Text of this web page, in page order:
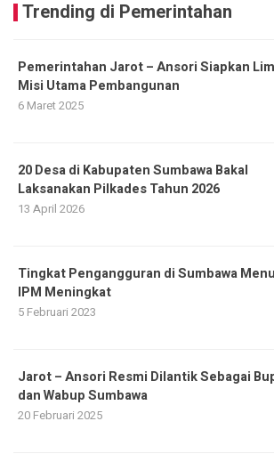
Trending di Pemerintahan
Pemerintahan Jarot – Ansori Siapkan
Misi Utama Pembangunan
6 Maret 2025
20 Desa di Kabupaten Sumbawa Bakal
Laksanakan Pilkades Tahun 2026
13 April 2026
Tingkat Pengangguran di Sumbawa
IPM Meningkat
5 Februari 2023
Jarot – Ansori Resmi Dilantik Sebagai
dan Wabup Sumbawa
20 Februari 2025